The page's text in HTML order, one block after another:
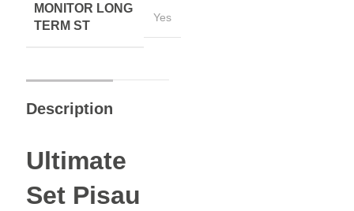
MONITOR LONG
TERM ST
Yes
Description
Ultimate
Set Pisau